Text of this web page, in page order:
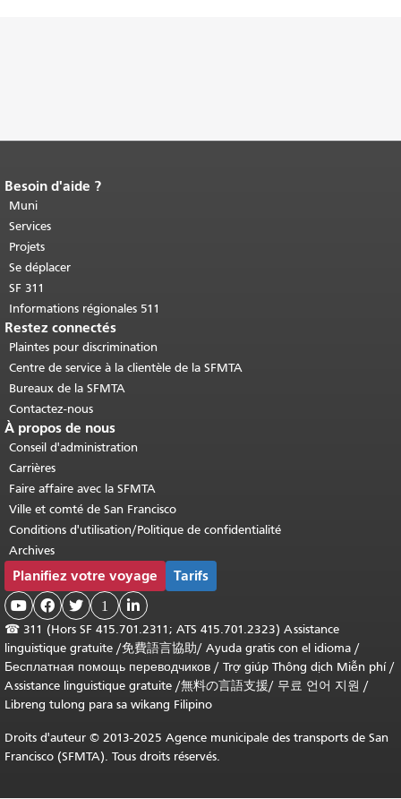
Fin du contenu de la page.
cette page se répète sur chaque page.
Retour au haut du contenu principal
Besoin d'aide ?
Muni
Services
Projets
Se déplacer
SF 311
Informations régionales 511
Restez connectés
Plaintes pour discrimination
Centre de service à la clientèle de la SFMTA
Bureaux de la SFMTA
Contactez-nous
À propos de nous
Conseil d'administration
Carrières
Faire affaire avec la SFMTA
Ville et comté de San Francisco
Conditions d'utilisation/Politique de confidentialité
Archives
Planifiez votre voyage Tarifs
   1 
☎ 311 (Hors SF 415.701.2311; ATS 415.701.2323) Assistance
linguistique gratuite /免費語言協助/ Ayuda gratis con el idioma /
Бесплатная помощь переводчиков / Trợ giúp Thông dịch Miễn phí/
Assistance linguistique gratuite /無料の言語支援/ 무료 언어 지원 /
Libreng tulong para sa wikang Filipino
Droits d'auteur © 2013-2025 Agence municipale des transports de San
Francisco (SFMTA). Tous droits réservés.